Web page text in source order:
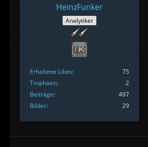
HeinzFunker
Analytiker
Erhaltene Likes
75
Trophäen
2
Beiträge
497
Bilder
29